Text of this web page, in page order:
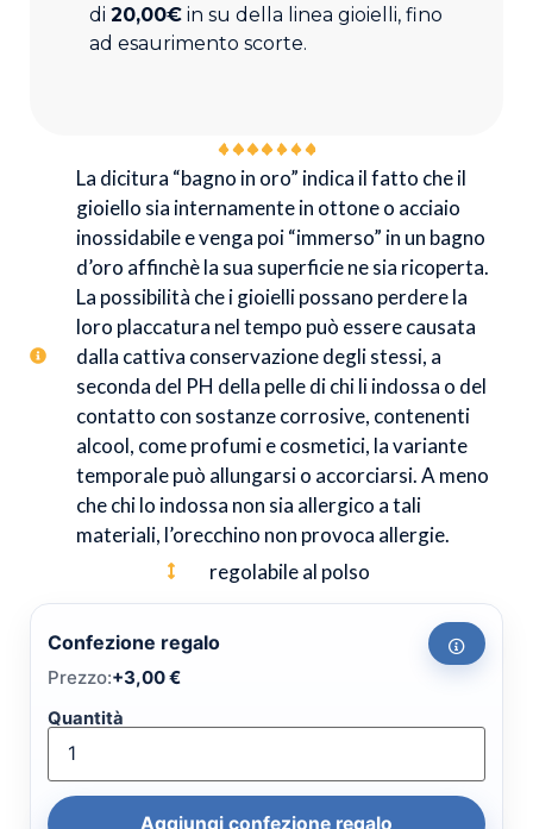
di 20,00€ in su della linea gioielli, fino
ad esaurimento scorte.
La dicitura “bagno in oro” indica il fatto che il
gioiello sia internamente in ottone o acciaio
inossidabile e venga poi “immerso” in un bagno
d’oro affinchè la sua superficie ne sia ricoperta.
La possibilità che i gioielli possano perdere la
loro placcatura nel tempo può essere causata
dalla cattiva conservazione degli stessi, a
seconda del PH della pelle di chi li indossa o del
contatto con sostanze corrosive, contenenti
alcool, come profumi e cosmetici, la variante
temporale può allungarsi o accorciarsi. A meno
che chi lo indossa non sia allergico a tali
materiali, l’orecchino non provoca allergie.
regolabile al polso
Confezione regalo
Prezzo:+3,00€
Quantità
Aggiungi confezione regalo